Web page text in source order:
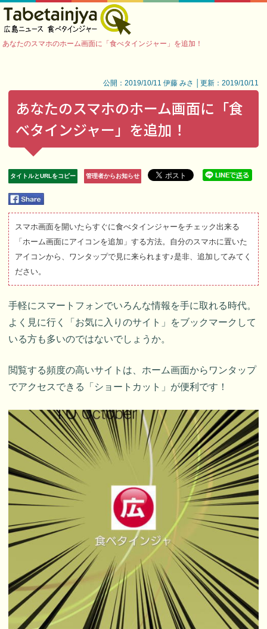
あなたのスマホのホーム画面に「食べタインジャー」を追加！
公開：2019/10/11 伊藤 みさ │更新：2019/10/11
あなたのスマホのホーム画面に「食
べタインジャー」を追加！
タイトルとURLをコピー 管理者からお知らせ
スマホ画面を開いたらすぐに食べタインジャーをチェック出来る
「ホーム画面にアイコンを追加」する方法。自分のスマホに置いた
アイコンから、ワンタップで見に来られます♪是非、追加してみてく
ださい。
手軽にスマートフォンでいろんな情報を手に取れる時代。
よく見に行く「お気に入りのサイト」をブックマークして
いる方も多いのではないでしょうか。
閲覧する頻度の高いサイトは、ホーム画面からワンタップ
でアクセスできる「ショートカット」が便利です！